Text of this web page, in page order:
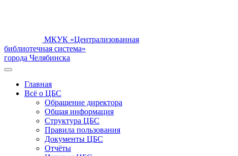
МКУК «Централизованная
библиотечная система»
города Челябинска
Главная
Всё о ЦБС
Обращение директора
Общая информация
Структура ЦБС
Правила пользования
Документы ЦБС
Отчёты